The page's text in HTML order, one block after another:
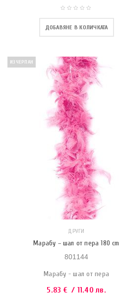
ДОБАВЯНЕ В КОЛИЧКАТА
ИЗЧЕРПАН
ДРУГИ
Марабу – шал от пера 180 cm
801144
Марабу - шал от пера
5.83 € / 11.40 лв.